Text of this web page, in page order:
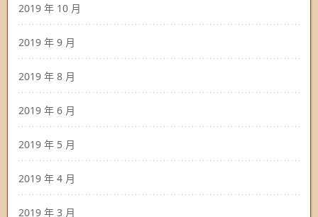
2019 年 10 月
2019 年 9 月
2019 年 8 月
2019 年 6 月
2019 年 5 月
2019 年 4 月
2019 年 3 月